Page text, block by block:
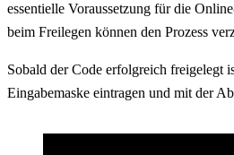
essentielle Voraussetzung für die
beim Freilegen können den Prozess
Sobald der Code erfolgreich freigelegt
Eingabemaske eintragen und mit der